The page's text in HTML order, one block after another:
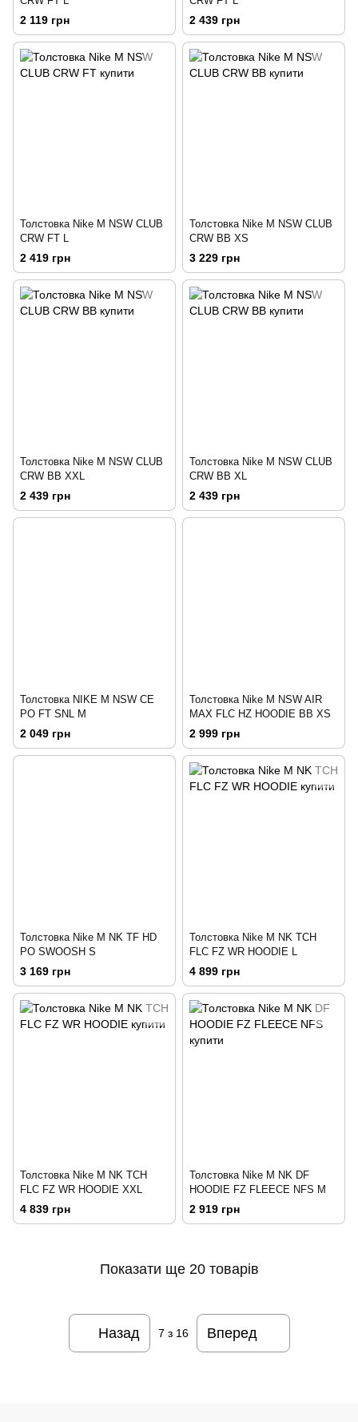
2 119 грн 2 439 грн
Толстовка Nike M NSW CLUB
CRW FT L
2 419 грн
Толстовка Nike M NSW CLUB
CRW BB XS
3 229 грн
Толстовка Nike M NSW CLUB
CRW BB XXL
2 439 грн
Толстовка Nike M NSW CLUB
CRW BB XL
2 439 грн
Толстовка NIKE M NSW CE
PO FT SNL M
2 049 грн
Толстовка Nike M NSW AIR
MAX FLC HZ HOODIE BB XS
2 999 грн
Толстовка Nike M NK TF HD
PO SWOOSH S
3 169 грн
Толстовка Nike M NK TCH
FLC FZ WR HOODIE L
4 899 грн
Толстовка Nike M NK TCH
FLC FZ WR HOODIE XXL
4 839 грн
Толстовка Nike M NK DF
HOODIE FZ FLEECE NFS M
2 919 грн
Показати ще 20 товарів
Назад 7 з 16 Вперед